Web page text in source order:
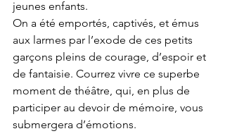
jeunes enfants.
On a été emportés, captivés, et émus
aux larmes par l’exode de ces petits
garçons pleins de courage, d’espoir et
de fantaisie. Courrez vivre ce superbe
moment de théâtre, qui, en plus de
participer au devoir de mémoire, vous
submergera d’émotions.